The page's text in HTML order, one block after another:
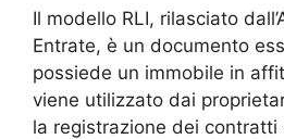
Il modello RLI, rilasciato
Entrate, è un documento
possiede un immobile in
viene utilizzato dai
la registrazione dei contratti